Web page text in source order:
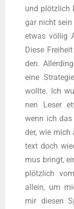
und plötz­lich
gar nicht
etwas völ­lig
Die­se
den.
eine
woll­te. Ich
nen Leser
wenn ich
der, wie mich
text doch
mus bringt,
plötz­lich
allein, um
mir die­sen